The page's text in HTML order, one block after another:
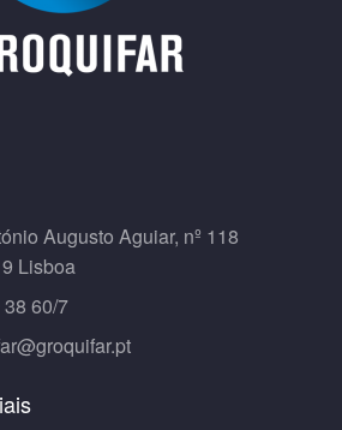
Augusto Aguiar, nº 118
Lisboa
60/7